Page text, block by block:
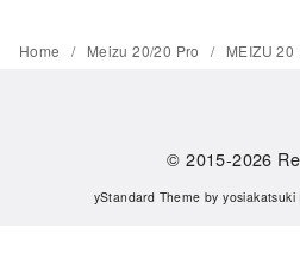
Home Meizu 20/20 Pro MEIZU 20 PRO Lynk & Co
© 2015-2026
yStandard Theme byyosiakatsuki